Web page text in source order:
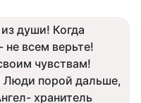
души! Когда
не всем верьте!
чувствам!
Люди порой дальше,
хранитель